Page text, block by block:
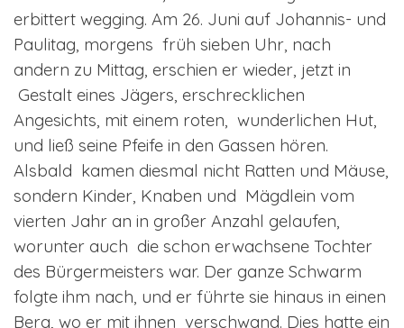
erbittert wegging. Am 26. Juni auf Johannis- und
Paulitag, morgens früh sieben Uhr, nach
andern zu Mittag, erschien er wieder, jetzt in
Gestalt eines Jägers, erschrecklichen
Angesichts, mit einem roten, wunderlichen Hut,
und ließ seine Pfeife in den Gassen hören.
Alsbald kamen diesmal nicht Ratten und Mäuse,
sondern Kinder, Knaben und Mägdlein vom
vierten Jahr an in großer Anzahl gelaufen,
worunter auch die schon erwachsene Tochter
des Bürgermeisters war. Der ganze Schwarm
folgte ihm nach, und er führte sie hinaus in einen
Berg, wo er mit ihnen verschwand. Dies hatte ein